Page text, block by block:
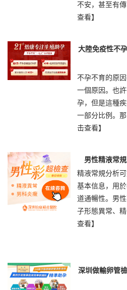
不安，甚至有
查看】
大陸免疫性不
不孕不育的原
一個原因。也
孕，但是這種
一部分比例。
击查看】
男性精液常
精液常規分析
基本信息，用
道通暢性。男
子形態異常、
查看】
深圳做輸卵管